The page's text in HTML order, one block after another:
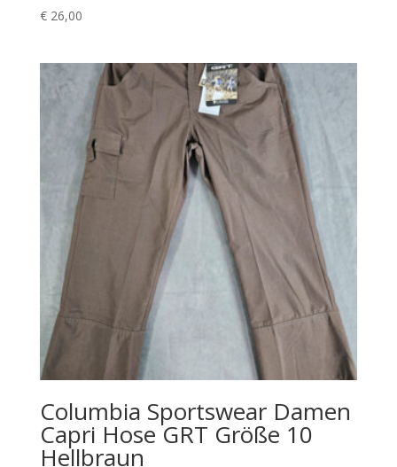
€26,00
Columbia Sportswear Damen
Capri Hose GRT Größe 10
Hellbraun